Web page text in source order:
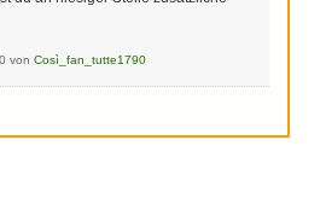
von Così_fan_tutte1790